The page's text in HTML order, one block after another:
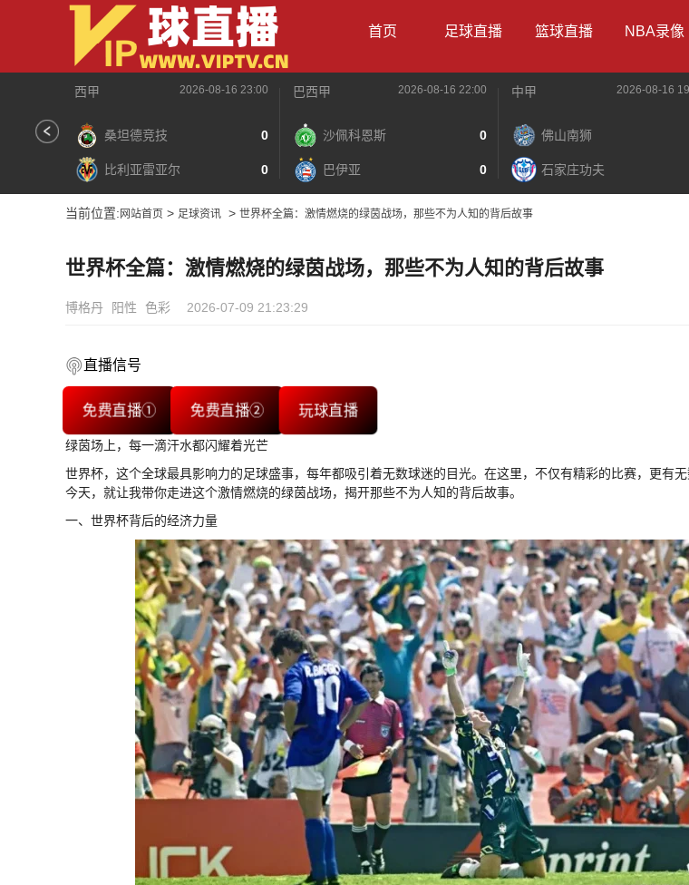
首页 足球直播 篮球直播 NBA录像
西甲 2026-08-16 23:00
桑坦德竞技 0
比利亚雷亚尔 0
巴西甲 2026-08-16 22:00
沙佩科恩斯 0
巴伊亚 0
中甲 2026-08-16
佛山南狮
石家庄功夫
当前位置: 网站首页 > 足球资讯 > 世界杯全篇：激情燃烧的绿茵战场，那些不为人知的背后故事
世界杯全篇：激情燃烧的绿茵战场，那些不为人知的背后故事
博格丹 阳性 色彩 2026-07-09 21:23:29
直播信号
免费直播① 免费直播② 玩球直播
绿茵场上，每一滴汗水都闪耀着光芒
世界杯，这个全球最具影响力的足球盛事，每年都吸引着无数球迷的目光。在这里，不仅有精彩的比赛，更有无
今天，就让我带你走进这个激情燃烧的绿茵战场，揭开那些不为人知的背后故事。
一、世界杯背后的经济力量